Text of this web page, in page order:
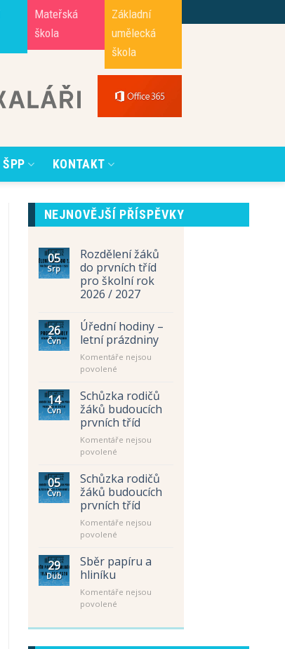
Mateřská
škola
Základní
umělecká
škola
ŠPP KONTAKT
NEJNOVĚJŠÍ PŘÍSPĚVKY
05
Srp
Rozdělení žáků
do prvních tříd
pro školní rok
2026 / 2027
26
Čvn
Úřední hodiny –
letní prázdniny
Komentáře nejsou
povolenéu
s
názvem
Úřední
hodiny
–
letní
14
Čvn
Schůzka rodičů
žáků budoucích
prvních tříd
Komentáře nejsou
povolenéu
s
názvem
Schůzka
rodičů
žáků
budoucích
tříd
05
Čvn
Schůzka rodičů
žáků budoucích
prvních tříd
Komentáře nejsou
povolenéu
s
názvem
rodičů
žáků
prvních
29
Dub
Sběr papíru a
hliníku
Komentáře nejsou
povolenéu
s